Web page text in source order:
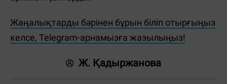
Жаңалықтарды бәрінен бұрын біліп отырғыңыз
келсе, Telegram-арнамызға жазылыңыз!
Ж. Қадыржанова